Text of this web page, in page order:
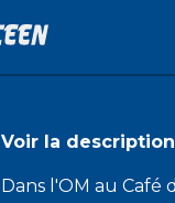
Voir la description
Dans l'OM au Café